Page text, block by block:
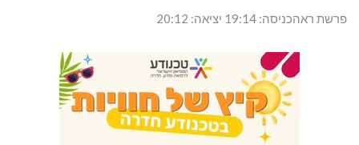
פרשת ראהכניסה: 19:14 יציאה: 20:12